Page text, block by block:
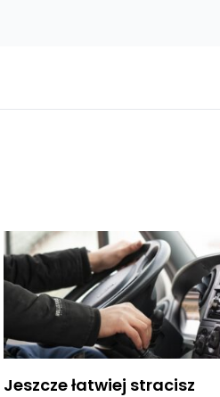
Jeszcze łatwiej stracisz